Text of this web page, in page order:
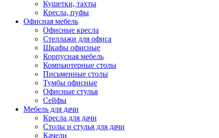
Кушетки, тахты
Кресла, пуфы
Офисная мебель
Офисные кресла
Стеллажи для офиса
Шкафы офисные
Корпусная мебель
Компьютерные столы
Письменные столы
Тумбы офисные
Офисные стулья
Сейфы
Мебель для дачи
Кресла для дачи
Столы и стулья для дачи
Качели